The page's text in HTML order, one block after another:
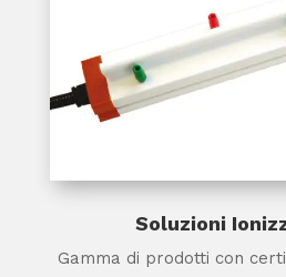
Soluzioni
Gamma di prodotti con